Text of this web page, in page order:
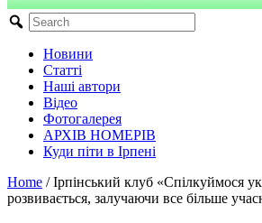
Новини
Статті
Наші автори
Відео
Фотогалерея
АРХІВ НОМЕРІВ
Куди піти в Ірпені
Home / Ірпінський клуб «Спілкуймося
розвивається, залучаючи все більше